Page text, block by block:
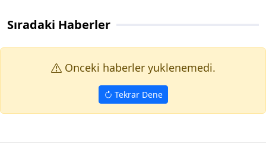
Sıradaki Haberler
Onceki haberler yuklenemedi.
Tekrar Dene